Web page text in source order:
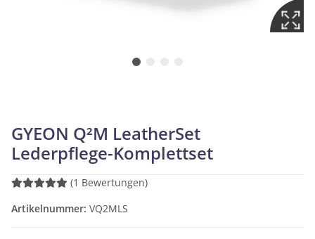
GYEON Q²M LeatherSet
Lederpflege-Komplettset
(1 Bewertungen)
Artikelnummer: VQ2MLS